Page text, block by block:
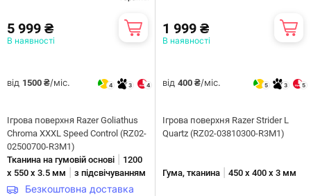
5 999 ₴
В наявності
від 1500 ₴/міс. 4 3 4
Ігрова поверхня Razer Goliathus
Chroma XXXL Speed Control (RZ02-
02500700-R3M1)
Тканина на гумовій основі
1200
х 550 х 3.5 мм
з підсвічуванням
Безкоштовна доставка
1 999 ₴
В наявності
від 400 ₴/міс. 5 3 5
Ігрова поверхня Razer Strider L
Quartz (RZ02-03810300-R3M1)
Гума, тканина 450 x 400 х 3 мм